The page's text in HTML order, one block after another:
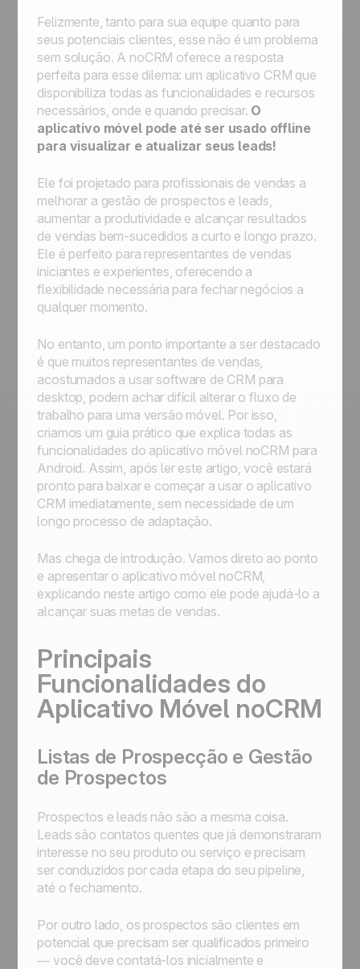
Felizmente, tanto para sua equipe quanto para
seus potenciais clientes, esse não é um problema
sem solução. A noCRM oferece a resposta
perfeita para esse dilema: um aplicativo CRM que
disponibiliza todas as funcionalidades e recursos
necessários, onde e quando precisar. O
aplicativo móvel pode até ser usado offline
para visualizar e atualizar seus leads!
Ele foi projetado para profissionais de vendas a
melhorar a gestão de prospectos e leads,
aumentar a produtividade e alcançar resultados
de vendas bem-sucedidos a curto e longo prazo.
Ele é perfeito para representantes de vendas
iniciantes e experientes, oferecendo a
flexibilidade necessária para fechar negócios a
qualquer momento.
No entanto, um ponto importante a ser destacado
é que muitos representantes de vendas,
acostumados a usar software de CRM para
desktop, podem achar difícil alterar o fluxo de
trabalho para uma versão móvel. Por isso,
criamos um guia prático que explica todas as
funcionalidades do aplicativo móvel noCRM para
Android. Assim, após ler este artigo, você estará
pronto para baixar e começar a usar o aplicativo
CRM imediatamente, sem necessidade de um
longo processo de adaptação.
Mas chega de introdução. Vamos direto ao ponto
e apresentar o aplicativo móvel noCRM,
explicando neste artigo como ele pode ajudá-lo a
alcançar suas metas de vendas.
Principais
Funcionalidades do
Aplicativo Móvel noCRM
Listas de Prospecção e Gestão
de Prospectos
Prospectos e leads não são a mesma coisa.
Leads são contatos quentes que já demonstraram
interesse no seu produto ou serviço e precisam
ser conduzidos por cada etapa do seu pipeline,
até o fechamento.
Por outro lado, os prospectos são clientes em
potencial que precisam ser qualificados primeiro
— você deve contatá-los inicialmente e